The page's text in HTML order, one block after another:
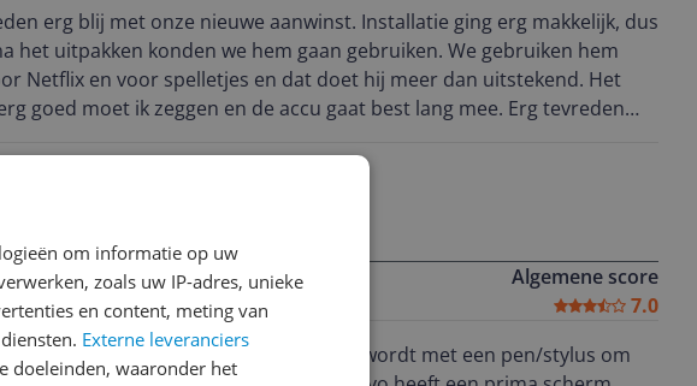
erg blij met onze nieuwe aanwinst. Installatie ging erg makkelijk, dus
het uitpakken konden we hem gaan gebruiken. We gebruiken hem
Netflix en voor spelletjes en dat doet hij meer dan uitstekend. Het
goed moet ik zeggen en de accu gaat best lang mee. Erg tevreden
Algemene score
7.0
tablet welke compleet geleverd wordt met een pen/stylus om
om informatie op uw
zoals uw IP-adres, unieke
en content, meting van
Externe leveranciers
doeleinden, waaronder het